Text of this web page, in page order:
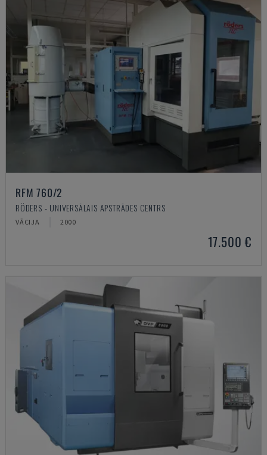
RFM 760/2
RÖDERS - UNIVERSĀLAIS APSTRĀDES CENTRS
VĀCIJA 2000
17.500 €